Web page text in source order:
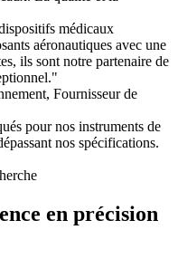
médicaux
aéronautiques avec une
ils sont notre partenaire de
"
Fournisseur de
pour nos instruments de
nos spécifications.
en précision